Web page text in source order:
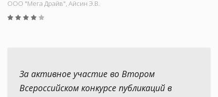
ООО "Мега Драйв", Айсин Э.В.
За активное участие во Втором
Всероссийском конкурсе публикаций в